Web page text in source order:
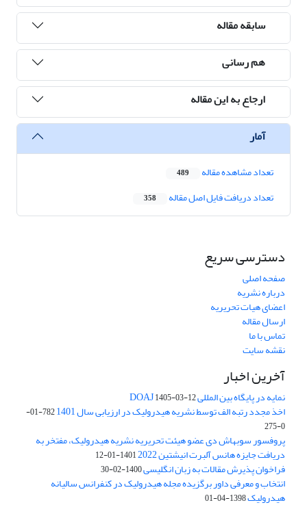
سابقه مقاله
هم رسانی
ارجاع به این مقاله
آمار
تعداد مشاهده مقاله 489
تعداد دریافت فایل اصل مقاله 358
دسترسی سریع
صفحه اصلی
درباره نشریه
اعضای هیات تحریریه
ارسال مقاله
تماس با ما
نقشه سایت
آخرین اخبار
نمایه در پایگاه بین المللی DOAJ1405-03-12
اخذ مجدد رتبه الف توسط نشریه هیدرولیک در ارزیابی سال 1401
782-01-
0-275
پروفسور سوبهاش دی عضو هیئت تحریریه نشریه هیدرولیک، مفتخر به
دریافت جایزه هانس آلبرت انیشتین 2022 1401-01-12
فراخوان پذیرش مقالات به زبان انگلیسی1400-02-30
انتخاب و معرفی داور برگزیده مجله هیدرولیک در کنفرانس سالیانه
هیدرولیک1398-04-01